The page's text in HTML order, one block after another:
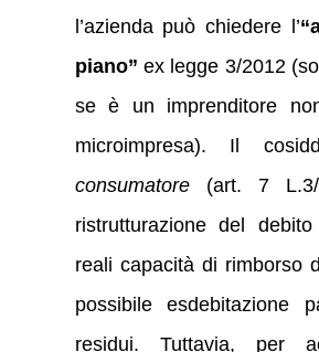
l’azienda può chiedere l’
piano” ex legge 3/2012
se è un imprenditore
microimpresa). Il
consumatore(art. 7 L.3/
ristrutturazione del
reali capacità di rimborso
possibile esdebitazione
residui. Tuttavia, per